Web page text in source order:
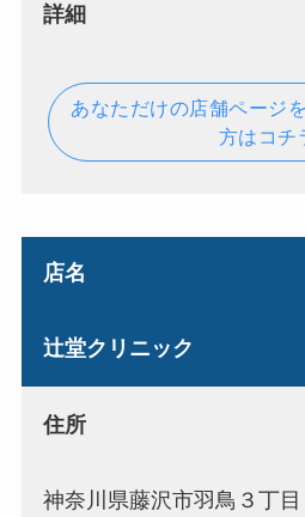
詳細
あなただけの店舗ページ
方はコチ
店名
辻堂クリニック
住所
神奈川県藤沢市羽鳥３丁